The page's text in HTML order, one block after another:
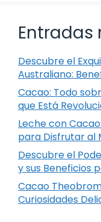
Entradas
Descubre el
Australiano:
Cacao: Todo
que Está
Leche con
para Disfrutar al
Descubre el
y sus Beneficios
Cacao
Curiosidades